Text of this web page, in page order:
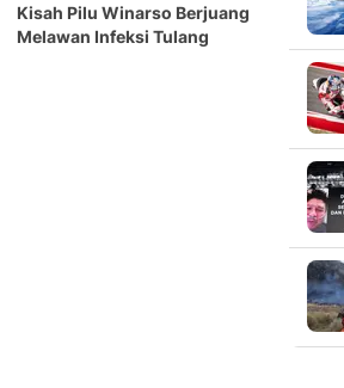
Kisah Pilu Winarso Berjuang
Melawan Infeksi Tulang